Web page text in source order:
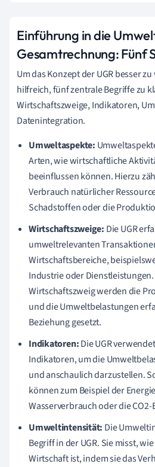
Einführung in die
Gesamtrechnung: Fünf
Um das Konzept der UGR besser
hilfreich, fünf zentrale Begriffe zu
Wirtschaftszweige, Indikatoren,
Datenintegration.
Umweltaspekte:
Arten, wie wirtschaftliche
beeinflussen können. Hierzu
Verbrauch natürlicher
Schadstoffen oder die
Wirtschaftszweige: Die UGR
umweltrelevanten
Wirtschaftsbereiche,
Industrie oder
Wirtschaftszweig werden die
und die Umweltbelastungen
Beziehung gesetzt.
Indikatoren:Die UGR
Indikatoren, um die
und anschaulich darzustellen.
können zum Beispiel der
Wasserverbrauch oder die
Umweltintensität: Die
Begriff in der UGR. Sie misst,
Wirtschaft ist, indem sie das